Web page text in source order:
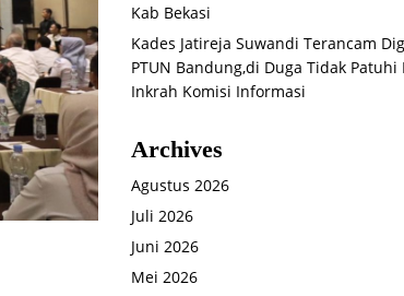
Kab Bekasi
Kades Jatireja Suwandi Terancam
PTUN Bandung,di Duga Tidak Patuhi
Inkrah Komisi Informasi
Archives
Agustus 2026
Juli 2026
Juni 2026
Mei 2026